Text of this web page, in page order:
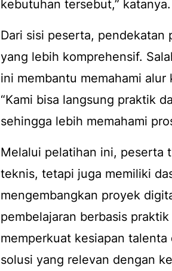
kebutuhan tersebut,” katanya.
Dari sisi peserta, pendekatan
yang lebih komprehensif.
ini membantu memahami
“Kami bisa langsung praktik
sehingga lebih memahami
Melalui pelatihan ini, peserta
teknis, tetapi juga memiliki
mengembangkan proyek
pembelajaran berbasis
memperkuat kesiapan
solusi yang relevan dengan